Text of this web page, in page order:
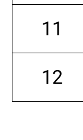
11
12